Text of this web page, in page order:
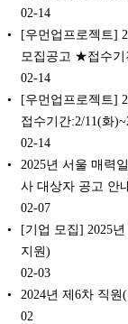
02-14
[우먼업프로젝트]
모집공고 ★접수
02-14
[우먼업프로젝트]
접수기간:2/11(화
02-14
2025년 서울 매력
사 대상자 공고 안
02-07
[기업 모집] 2025
지원)
02-03
2024년 제6차 직
02